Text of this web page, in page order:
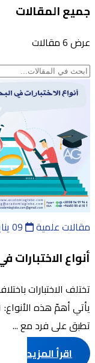
جميع المقالات
عرض 6 مقالات
مقالات علمية
أنواع
تطبق على فرد مع ...
اقرأ المزيد